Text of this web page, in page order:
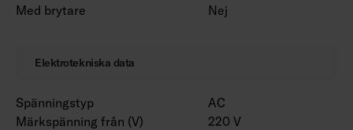
installationsmetoden. Versioner med
rampfästen.
Med brytare Nej
Elektrotekniska data
Spänningstyp
AC
Märkspänning från (V)
220 V